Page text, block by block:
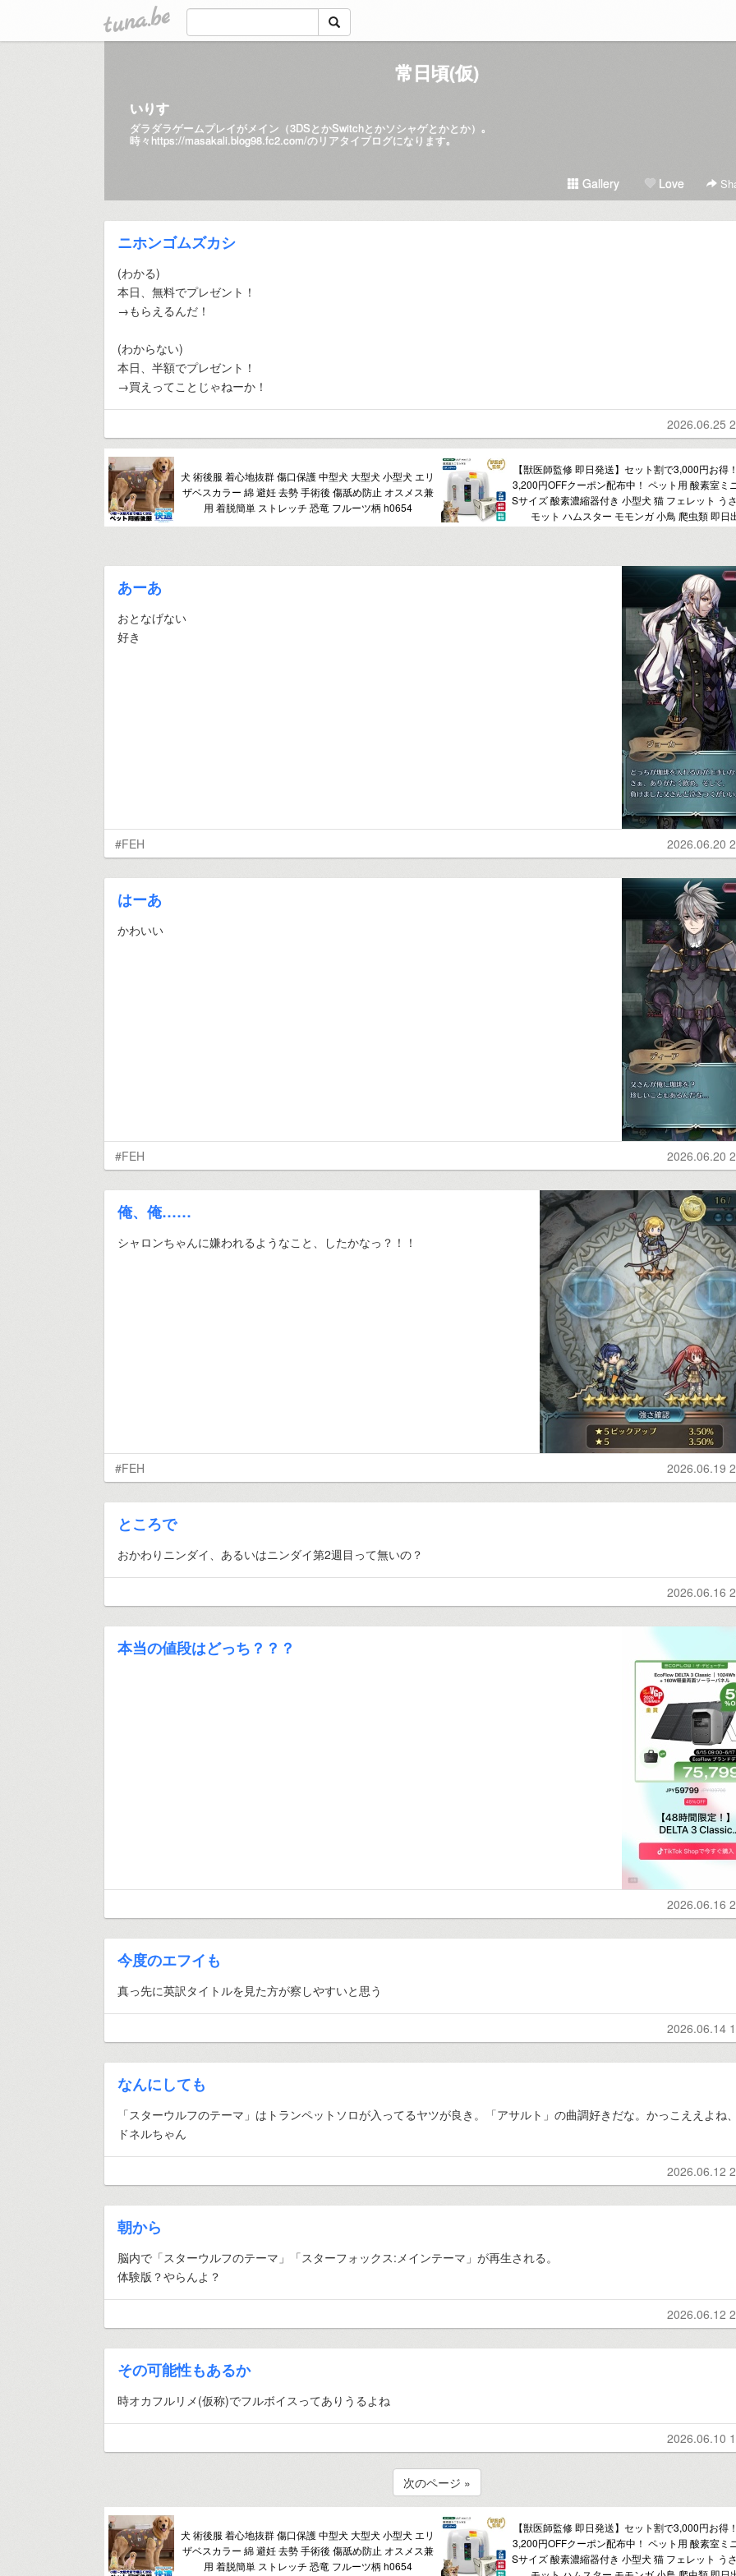
tuna.be
常日頃(仮)
いりす
ダラダラゲームプレイがメイン（3DSとかSwitchとかソシャゲとかとか）｡
時々 https://masakali.blog98.fc2.com/のリアタイブログになります｡
Gallery Love
ニホンゴムズカシ
(わかる)
本日、無料でプレゼント！
→もらえるんだ！
(わからない)
本日、半額でプレゼント！
→買えってことじゃねーか！
2026.06.25
犬 術後服 着心地抜群 傷口保護 中型犬 大型犬 小型犬 エリ
ザベスカラー 綿 避妊 去勢 手術後 傷舐め防止 オスメス兼
用 着脱簡単 ストレッチ 恐竜 フルーツ柄 h0654
【獣医師監修 即日発送】セット割で3,000円お得
3,200円OFFクーポン配布中！ ペット用 酸素室ミ
Sサイズ 酸素濃縮器付き 小型犬 猫 フェレット う
モット ハムスター モモンガ 小鳥 爬虫類 即日
あーあ
おとなげない
好き
#FEH 2026.06.20
はーあ
かわいい
#FEH 2026.06.20
俺、俺……
シャロンちゃんに嫌われるようなこと、したかなっ？！！
#FEH 2026.06.19
ところで
おかわりニンダイ、あるいはニンダイ第2週目って無いの？
2026.06.16
本当の値段はどっち？？？
2026.06.16
今度のエフイも
真っ先に英訳タイトルを見た方が察しやすいと思う
2026.06.14
なんにしても
「スターウルフのテーマ」はトランペットソロが入ってるヤツが良き。「アサルト」の曲調好きだな。かっこええよね
ドネルちゃん
2026.06.12
朝から
脳内で「スターウルフのテーマ」「スターフォックス:メインテーマ」が再生される。
体験版？やらんよ？
2026.06.12
その可能性もあるか
時オカフルリメ(仮称)でフルボイスってありうるよね
2026.06.10
次のページ »
犬 術後服 着心地抜群 傷口保護 中型犬 大型犬 小型犬 エリ
ザベスカラー 綿 避妊 去勢 手術後 傷舐め防止 オスメス兼
用 着脱簡単 ストレッチ 恐竜 フルーツ柄 h0654
【獣医師監修 即日発送】セット割で3,000円お得
3,200円OFFクーポン配布中！ ペット用 酸素室ミ
Sサイズ 酸素濃縮器付き 小型犬 猫 フェレット う